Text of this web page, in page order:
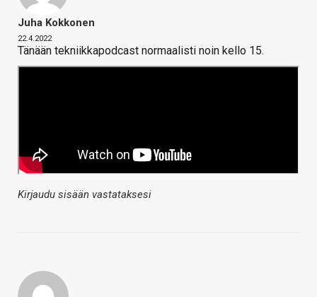
Juha Kokkonen
22.4.2022
Tänään tekniikkapodcast normaalisti noin kello 15.
Kirjaudu sisään vastataksesi